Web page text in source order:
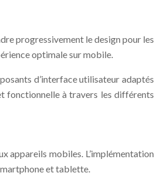
progressivement le design pour les
optimale sur mobile.
d’interface utilisateur adaptés
fonctionnelle à travers les différents
appareils mobiles. L’implémentation
et tablette.